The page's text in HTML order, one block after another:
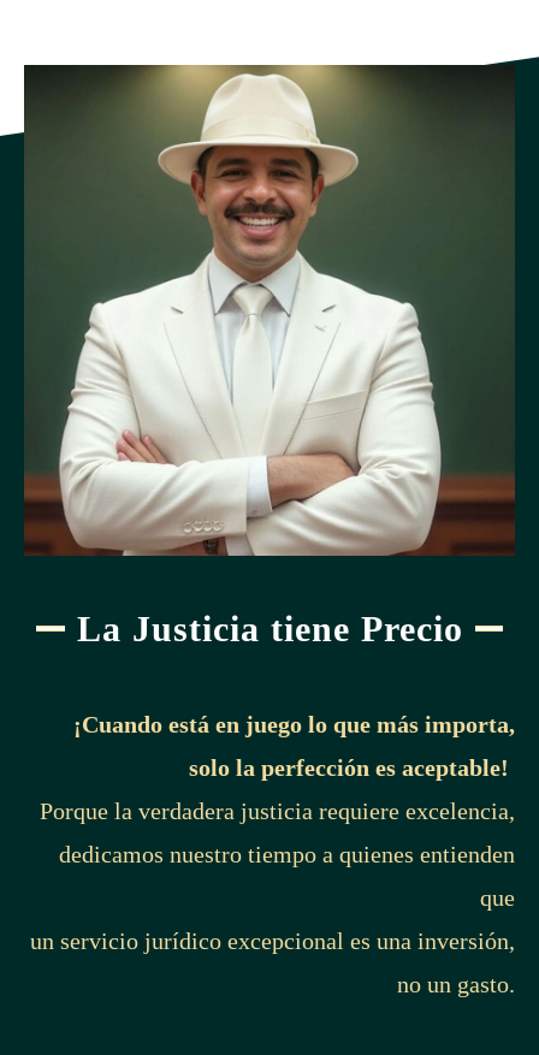
La Justicia tiene Precio
¡Cuando está en juego lo que más importa,
solo la perfección es aceptable!
Porque la verdadera justicia requiere excelencia,
dedicamos nuestro tiempo a quienes entienden
que
un servicio jurídico excepcional es una inversión,
no un gasto.